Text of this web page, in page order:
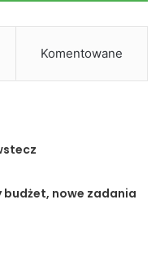
Komentowane
budżet, nowe zadania